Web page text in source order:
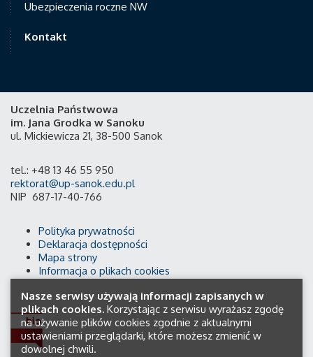
Ubezpieczenia roczne NW
Kontakt
Uczelnia Państwowa
im. Jana Grodka w Sanoku
ul. Mickiewicza 21, 38-500 Sanok
tel.: +48 13 46 55 950
rektorat@up-sanok.edu.pl
NIP 687-17-40-766
Polityka prywatności
Deklaracja dostępności
Mapa strony
Informacja o plikach cookies
Nasze serwisy używają informacji zapisanych w
plikach cookies. Korzystając z serwisu wyrażasz zgodę
na używanie plików cookies zgodnie z aktualnymi
ustawieniami przeglądarki, które możesz zmienić w
dowolnej chwili.